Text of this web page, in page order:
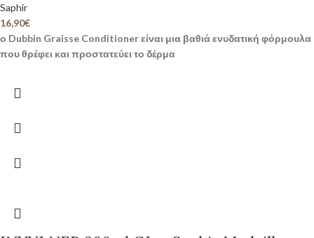
Saphir
16,90€
ο Dubbin Graisse Conditioner είναι μια βαθιά ενυδατική φόρμουλα
που θρέφει και προστατεύει το δέρμα